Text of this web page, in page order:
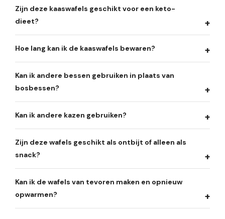
Zijn deze kaaswafels geschikt voor een keto-
dieet?
Hoe lang kan ik de kaaswafels bewaren?
Kan ik andere bessen gebruiken in plaats van
bosbessen?
Kan ik andere kazen gebruiken?
Zijn deze wafels geschikt als ontbijt of alleen als
snack?
Kan ik de wafels van tevoren maken en opnieuw
opwarmen?